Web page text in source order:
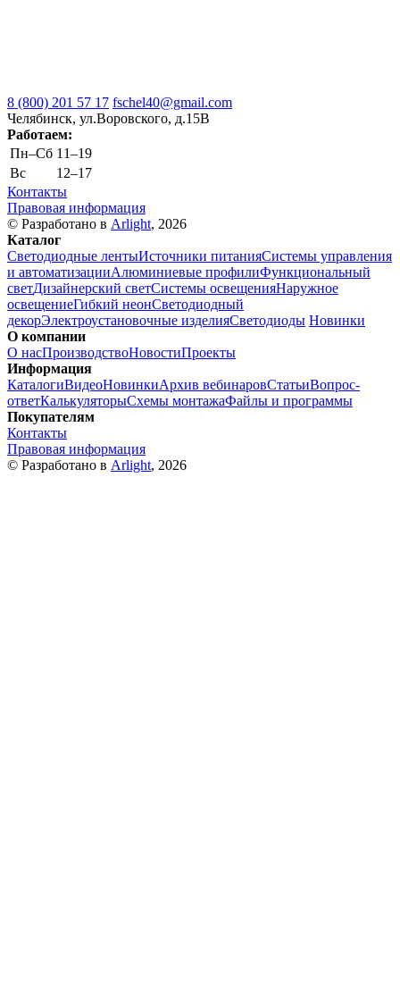
8 (800) 201 57 17 fschel40@gmail.com
Челябинск, ул.Воровского, д.15В
Работаем:
Пн–Cб 11–19
Вс
12–17
Контакты
Правовая информация
© Разработано в Arlight, 2026
Каталог
Светодиодные лентыИсточники питанияСистемы управления
и автоматизацииАлюминиевые профилиФункциональный
светДизайнерский светСистемы освещенияНаружное
освещениеГибкий неонСветодиодный
декорЭлектроустановочные изделияСветодиоды Новинки
О компании
О насПроизводствоНовостиПроекты
Информация
КаталогиВидеоНовинкиАрхив вебинаровСтатьиВопрос-
ответКалькуляторыСхемы монтажаФайлы и программы
Покупателям
Контакты
Правовая информация
© Разработано в Arlight, 2026